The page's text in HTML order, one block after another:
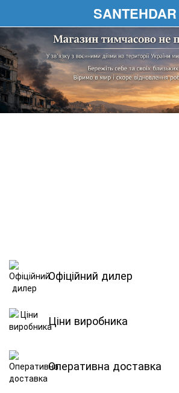
SANTEHDAR
Офіційний дилер
Ціни виробника
Оперативна доставка